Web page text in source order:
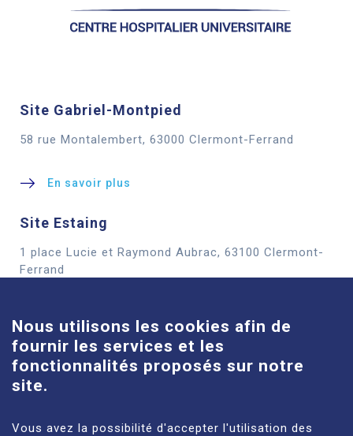
Site Gabriel-Montpied
58 rue Montalembert, 63000 Clermont-Ferrand
En savoir plus
Site Estaing
1 place Lucie et Raymond Aubrac, 63100 Clermont-
Ferrand
Site Louise-Michel
61 route de Châteaugay, 63118 Cébazat
En savoir plus
Nous utilisons les cookies afin de
fournir les services et les
fonctionnalités proposés sur notre
site.
Vous avez la possibilité d'accepter l'utilisation des